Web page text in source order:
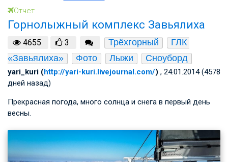
Отчет
Горнолыжный комплекс Завьялиха
4655 3 Трёхгорный
ГЛК
«Завьялиха»
Фото Лыжи Сноуборд
yari_kuri (http://yari-kuri.livejournal.com/) , 24.01.2014 (4578
дней назад)
Прекрасная погода, много солнца и снега в первый день
весны.